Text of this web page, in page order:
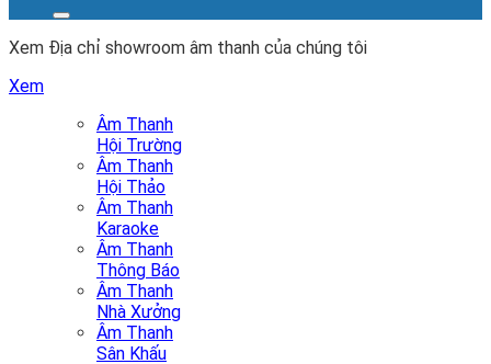
Xem Địa chỉ showroom âm thanh của chúng tôi
Xem
Âm Thanh
Hội Trường
Âm Thanh
Hội Thảo
Âm Thanh
Karaoke
Âm Thanh
Thông Báo
Âm Thanh
Nhà Xưởng
Âm Thanh
Sân Khấu